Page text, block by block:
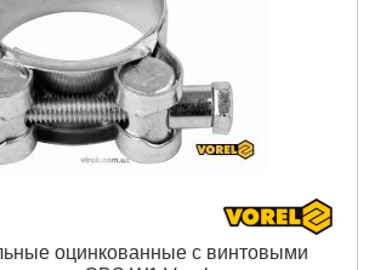
оцинкованные с винтовыми